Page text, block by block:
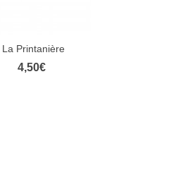
Aperçu rapide
La Printanière
4,50€